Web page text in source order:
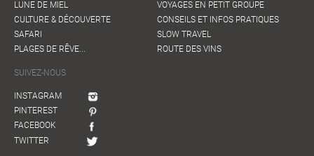
LUNE DE MIEL
CULTURE & DÉCOUVERTE
SAFARI
PLAGES DE RÊVE...
VOYAGES EN PETIT GROUPE
CONSEILS ET INFOS PRATIQUES
SLOW TRAVEL
ROUTE DES VINS
SUIVEZ-NOUS
INSTAGRAM
PINTEREST
FACEBOOK
TWITTER